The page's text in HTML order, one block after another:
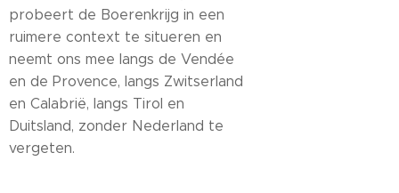
probeert de Boerenkrijg in een
ruimere context te situeren en
neemt ons mee langs de Vendée
en de Provence, langs Zwitserland
en Calabrië, langs Tirol en
Duitsland, zonder Nederland te
vergeten.